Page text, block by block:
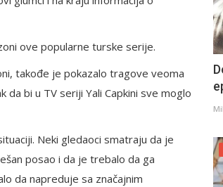
ove popularne turske serije.
takođe je pokazalo tragove veoma
bi u TV seriji Yali Capkini sve moglo
Neki gledaoci smatraju da je
posao i da je trebalo da ga
da napreduje sa značajnim